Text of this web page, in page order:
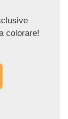
colorare!